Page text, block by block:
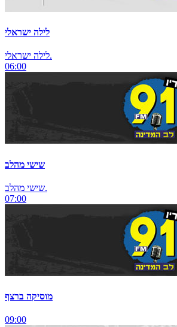
לילה ישראלי
לילה ישראלי.
06:00
שישי מהלב
שישי מהלב.
07:00
מוסיקה ברצף
09:00